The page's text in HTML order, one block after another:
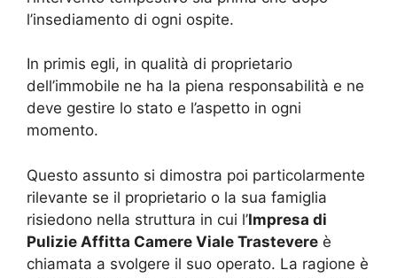
l’insediamento di ogni ospite.
In primis egli, in qualità di proprietario
dell’immobile ne ha la piena responsabilità e ne
deve gestire lo stato e l’aspetto in ogni
momento.
Questo assunto si dimostra poi particolarmente
rilevante se il proprietario o la sua famiglia
risiedono nella struttura in cui l’Impresa di
Pulizie Affitta Camere Viale Trastevere è
chiamata a svolgere il suo operato. La ragione è